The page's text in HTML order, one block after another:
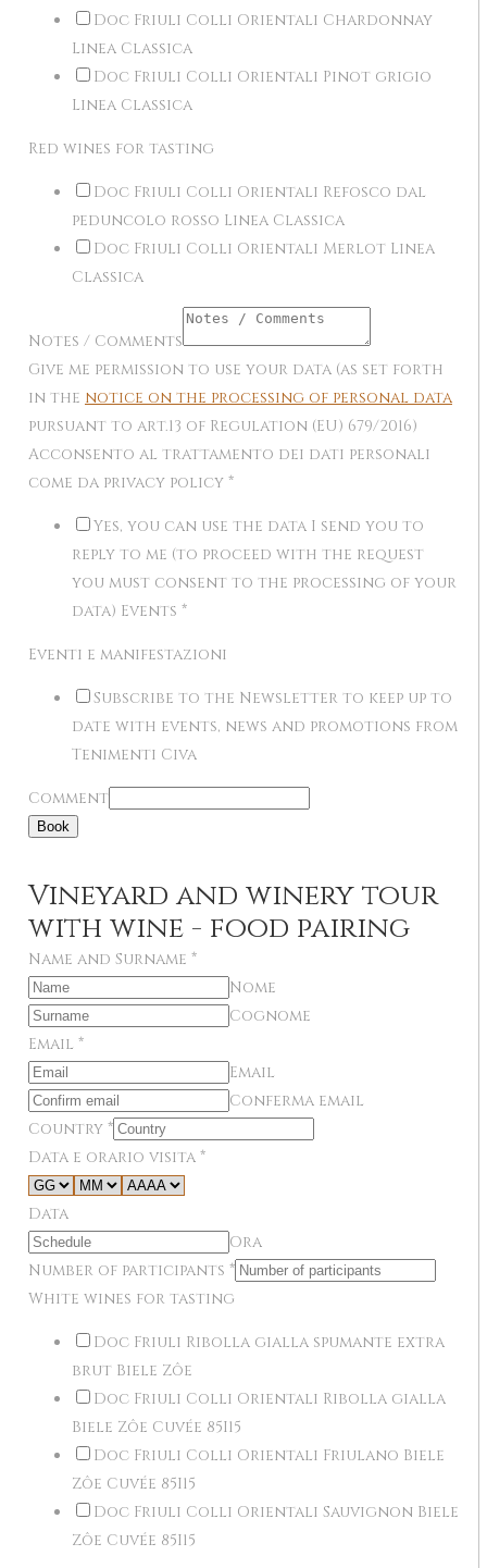
Doc Friuli Colli Orientali Chardonnay
Linea Classica
Doc Friuli Colli Orientali Pinot grigio
Linea Classica
Red wines for tasting
Doc Friuli Colli Orientali Refosco dal
peduncolo rosso Linea Classica
Doc Friuli Colli Orientali Merlot Linea
Classica
Notes / Comments
Give me permission to use your data (as set forth
in the notice on the processing of personal data
pursuant to art.13 of Regulation (EU) 679/2016)
Acconsento al trattamento dei dati personali
come da privacy policy *
Yes, you can use the data I send you to
reply to me (to proceed with the request
you must consent to the processing of your
data) Events *
Eventi e manifestazioni
Subscribe to the Newsletter to keep up to
date with events, news and promotions from
Tenimenti Civa
Comment
Book
Vineyard and winery tour
with wine - food pairing
Name and Surname *
Nome
Cognome
Email *
Email
Conferma email
Country *
Data e orario visita *
Data
Ora
Number of participants *
White wines for tasting
Doc Friuli Ribolla gialla spumante extra
brut Biele Zôe
Doc Friuli Colli Orientali Ribolla gialla
Biele Zôe Cuvée 85I15
Doc Friuli Colli Orientali Friulano Biele
Zôe Cuvée 85I15
Doc Friuli Colli Orientali Sauvignon Biele
Zôe Cuvée 85I15